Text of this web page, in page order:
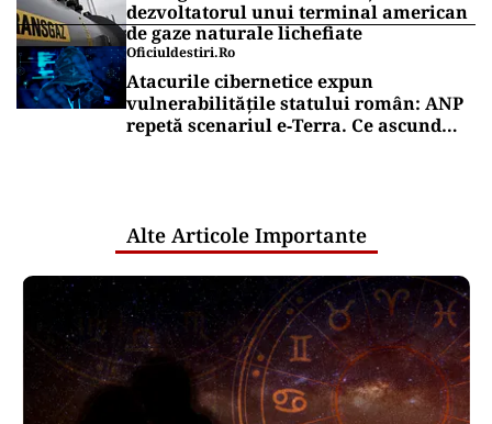
ACTUALITATE
Emil Boc refuză un nou mandat de
premier: „Mulțam fain, alții la rând!”
cercetare și dezvoltare, în 2025
Puterea Financiara
Transgaz vrea să devină acționar la
dezvoltatorul unui terminal american
de gaze naturale lichefiate
Oficiuldestiri.ro
Atacurile cibernetice expun